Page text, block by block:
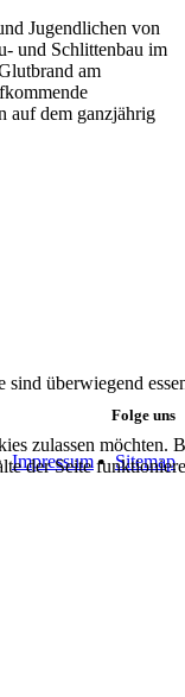
Jugendlichen von
und Schlittenbau im
am
auf dem ganzjährig
Folge uns
Impressum•Sitemap
überwiegend
zulassen möchten.
der Seite